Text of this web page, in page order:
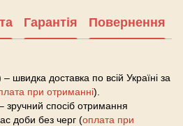
Гарантія Повернення
швидка доставка по всій Україні за
при отриманні).
спосіб отримання
доби без черг (оплата при